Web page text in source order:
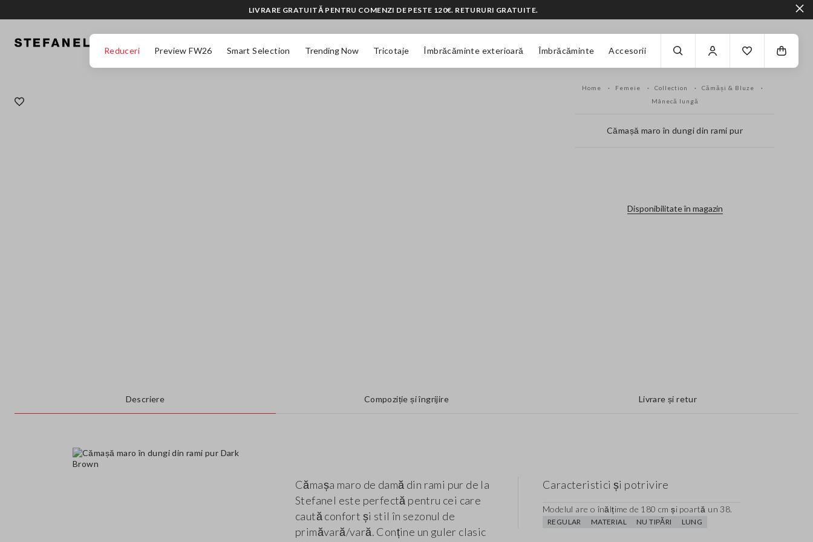
Reduceri Preview FW26 Smart Selection Trending Now Tricotaje Îmbrăcăminte exterioară Îmbrăcăminte Accesorii
LIVRARE GRATUITĂ PENTRU COMENZI DE PESTE 120€. RETURURI GRATUITE.
Home Femeie Collection
Cămăși & Bluze
Mânecă lungă
Cămașă maro în dungi din rami pur
Disponibilitate în magazin
Descriere Compoziție și îngrijire Livrare și retur
Cămașa maro de damă din rami pur de la
Stefanel este perfectă pentru cei care
caută confort și stil în sezonul de
primăvară/vară. Conține un guler clasic
Caracteristici și potrivire
Modelul are o înălțime de 180 cm și poartă un 38.
REGULAR MATERIAL NU TIPĂRI LUNG